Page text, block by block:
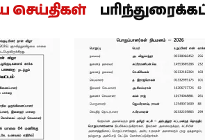
செய்திகள்